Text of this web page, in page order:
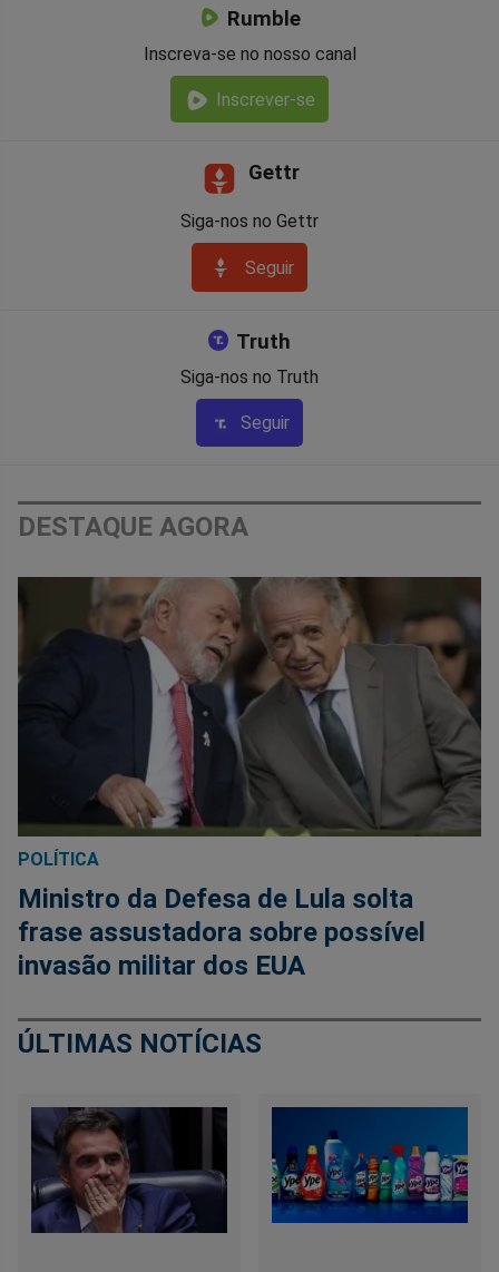
Rumble
Inscreva-se no nosso canal
Inscrever-se
Gettr
Siga-nos no Gettr
Seguir
Truth
Siga-nos no Truth
Seguir
DESTAQUE AGORA
POLÍTICA
Ministro da Defesa de Lula solta
frase assustadora sobre possível
invasão militar dos EUA
ÚLTIMAS NOTÍCIAS